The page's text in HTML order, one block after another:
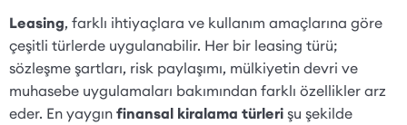
Leasing, farklı ihtiyaçlara ve kullanım amaçlarına göre
çeşitli türlerde uygulanabilir. Her bir leasing türü;
sözleşme şartları, risk paylaşımı, mülkiyetin devri ve
muhasebe uygulamaları bakımından farklı özellikler arz
eder. En yaygın finansal kiralama türleri şu şekilde